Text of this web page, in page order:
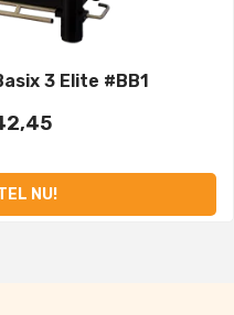
3 Elite #BB1
NU!